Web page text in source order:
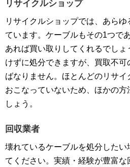
リサイクルショップ
リサイクルショップでは、あら
ています。ケーブルもその1つで
あれば買い取りしてくれるでし
けずに処分できますが、買取不
ばなりません。ほとんどのリサ
おこなっていないため、ほかの
しょう。
回収業者
壊れているケーブルを処分したい
てください。実績・経験が豊富な